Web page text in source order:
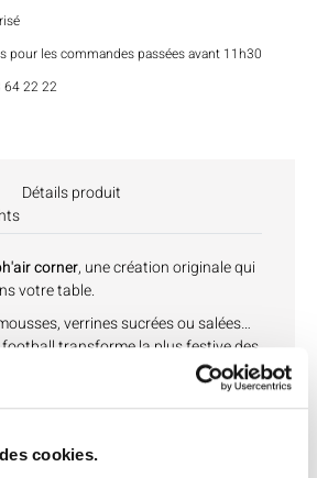
cookies.
pour les commandes passées avant 11h30
64 22 22
Détails produit
corner, une création originale qui
votre table.
verrines sucrées ou salées…
transforme la plus festive des
ludique et gourmande. Parfaite
match, buffets thématiques et